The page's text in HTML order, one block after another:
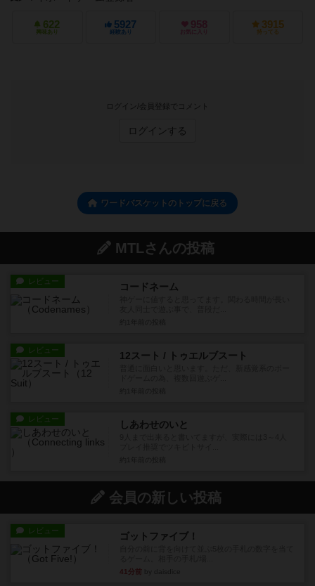
622
興味あり
5927
経験あり
958
お気に入り
3915
持ってる
ログイン/会員登録でコメント
ログインする
ワードバスケットのトップに戻る
MTLさんの投稿
レビュー コードネーム
レビュー 12スート / トゥエルブスート
レビュー しあわせのいと
会員の新しい投稿
レビュー ゴットファイブ！
41分前